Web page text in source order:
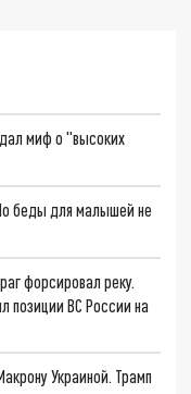
миф о "высоких
беды для малышей не
форсировал реку.
позиции ВС России на
Украиной. Трамп